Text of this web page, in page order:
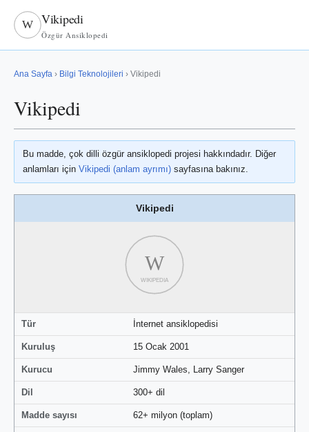
W Vikipedi
Özgür Ansiklopedi
Ana Sayfa › Bilgi Teknolojileri › Vikipedi
Vikipedi
Bu madde, çok dilli özgür ansiklopedi projesi hakkındadır. Diğer
anlamları için Vikipedi (anlam ayrımı) sayfasına bakınız.
Vikipedi
W
WIKIPEDIA
Tür İnternet ansiklopedisi
Kuruluş 15 Ocak 2001
Kurucu Jimmy Wales, Larry Sanger
Dil 300+ dil
Madde sayısı 62+ milyon (toplam)